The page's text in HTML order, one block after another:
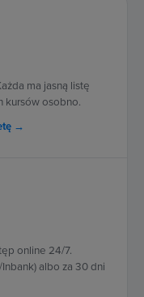
ma jasną listę
kursów osobno.
→
online 24/7.
albo za 30 dni